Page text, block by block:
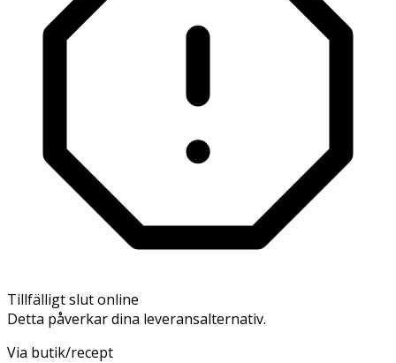
Tillfälligt slut online
Detta påverkar dina leveransalternativ.
Via butik/recept